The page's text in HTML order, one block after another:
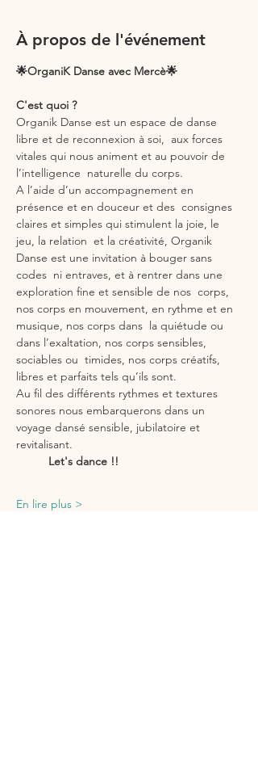
À propos de l'événement
🌟OrganiK Danse avec Mercè🌟
C'est quoi ?
Organik Danse est un espace de danse
libre et de reconnexion à soi,  aux forces
vitales qui nous animent et au pouvoir de
l’intelligence  naturelle du corps.
A l’aide d’un accompagnement en
présence et en douceur et des  consignes
claires et simples qui stimulent la joie, le
jeu, la relation  et la créativité, Organik
Danse est une invitation à bouger sans
codes  ni entraves, et à rentrer dans une
exploration fine et sensible de nos  corps,
nos corps en mouvement, en rythme et en
musique, nos corps dans  la quiétude ou
dans l’exaltation, nos corps sensibles,
sociables ou  timides, nos corps créatifs,
libres et parfaits tels qu’ils sont.
Au fil des différents rythmes et textures
sonores nous embarquerons dans un
voyage dansé sensible, jubilatoire et
revitalisant.
Let's dance !!
En lire plus >